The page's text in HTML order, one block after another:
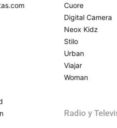
Cuore
Digital Camera
Neox Kidz
Stilo
Urban
Viajar
Woman
Radio y